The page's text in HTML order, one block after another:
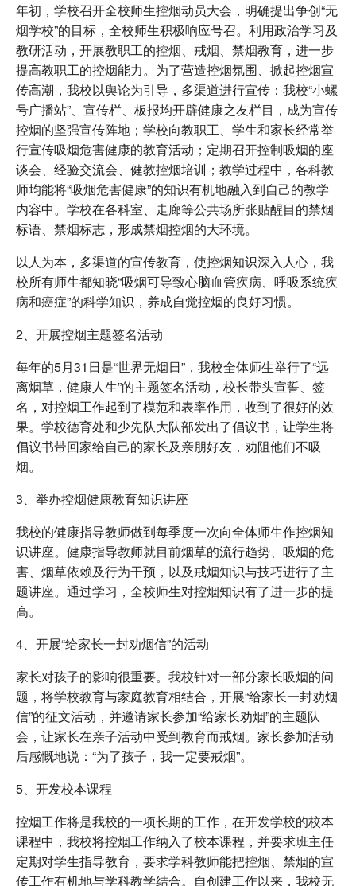
年初，学校召开全校师生控烟动员大会，明确提出争创“无
烟学校”的目标，全校师生积极响应号召。利用政治学习及
教研活动，开展教职工的控烟、戒烟、禁烟教育，进一步
提高教职工的控烟能力。为了营造控烟氛围、掀起控烟宣
传高潮，我校以舆论为引导，多渠道进行宣传：我校“小螺
号广播站”、宣传栏、板报均开辟健康之友栏目，成为宣传
控烟的坚强宣传阵地；学校向教职工、学生和家长经常举
行宣传吸烟危害健康的教育活动；定期召开控制吸烟的座
谈会、经验交流会、健教控烟培训；教学过程中，各科教
师均能将“吸烟危害健康”的知识有机地融入到自己的教学
内容中。学校在各科室、走廊等公共场所张贴醒目的禁烟
标语、禁烟标志，形成禁烟控烟的大环境。
以人为本，多渠道的宣传教育，使控烟知识深入人心，我
校所有师生都知晓“吸烟可导致心脑血管疾病、呼吸系统疾
病和癌症”的科学知识，养成自觉控烟的良好习惯。
2、开展控烟主题签名活动
每年的5月31日是“世界无烟日”，我校全体师生举行了“远
离烟草，健康人生”的主题签名活动，校长带头宣誓、签
名，对控烟工作起到了模范和表率作用，收到了很好的效
果。学校德育处和少先队大队部发出了倡议书，让学生将
倡议书带回家给自己的家长及亲朋好友，劝阻他们不吸
烟。
3、举办控烟健康教育知识讲座
我校的健康指导教师做到每季度一次向全体师生作控烟知
识讲座。健康指导教师就目前烟草的流行趋势、吸烟的危
害、烟草依赖及行为干预，以及戒烟知识与技巧进行了主
题讲座。通过学习，全校师生对控烟知识有了进一步的提
高。
4、开展“给家长一封劝烟信”的活动
家长对孩子的影响很重要。我校针对一部分家长吸烟的问
题，将学校教育与家庭教育相结合，开展“给家长一封劝烟
信”的征文活动，并邀请家长参加“给家长劝烟”的主题队
会，让家长在亲子活动中受到教育而戒烟。家长参加活动
后感慨地说：“为了孩子，我一定要戒烟”。
5、开发校本课程
控烟工作将是我校的一项长期的工作，在开发学校的校本
课程中，我校将控烟工作纳入了校本课程，并要求班主任
定期对学生指导教育，要求学科教师能把控烟、禁烟的宣
传工作有机地与学科教学结合。自创建工作以来，我校无